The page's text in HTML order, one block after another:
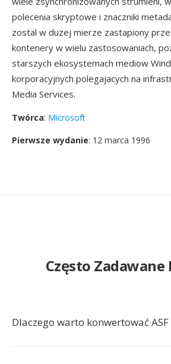
polecenia skryptowe i znaczniki
zostal w duzej mierze zastapiony
kontenery w wielu zastosowaniach,
starszych ekosystemach mediow
korporacyjnych polegajacych na
Media Services.
Twórca: Microsoft
Pierwsze wydanie: 12 marca 1996
Często
Dlaczego warto konwertować ASF